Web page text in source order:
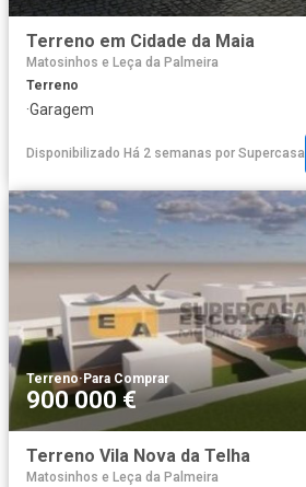
Terreno em Cidade da Maia
Matosinhos e Leça da Palmeira
Terreno
·Garagem
Disponibilizado Há 2 semanas por Supercasa
Terreno· Para Comprar
900 000 €
Terreno Vila Nova da Telha
Matosinhos e Leça da Palmeira